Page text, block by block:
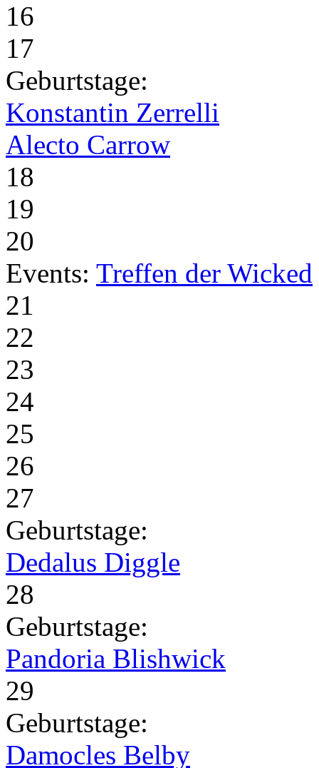
16
17
Geburtstage:
Konstantin Zerrelli
Alecto Carrow
18
19
20
Events: Treffen der Wicked
21
22
23
24
25
26
27
Geburtstage:
Dedalus Diggle
28
Geburtstage:
Pandoria Blishwick
29
Geburtstage:
Damocles Belby